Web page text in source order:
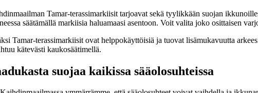
Tamar-terassimarkiisit tarjoavat sekä tyylikkään suojan
säätämällä markiisia haluamaasi asentoon. Voit valita joko osittaisen
Tamar-terassimarkiisit ovat helppokäyttöisiä ja tuovat lisämukavuutta
kätevästi kaukosäätimellä.
suojaa kaikissa sääolosuhteissa